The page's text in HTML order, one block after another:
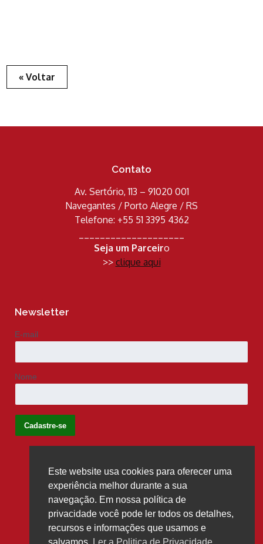
« Voltar
Contato
Av. Sertório, 113 – 91020 001
Navegantes / Porto Alegre / RS
Telefone: +55 51 3395 4362
Seja um Parceiro
>> clique aqui
Newsletter
E-mail
Nome
Siga-nos
Este website usa cookies para oferecer uma
experiência melhor durante a sua
navegação. Em nossa política de
privacidade você pode ler todos os detalhes,
recursos e informações que usamos e